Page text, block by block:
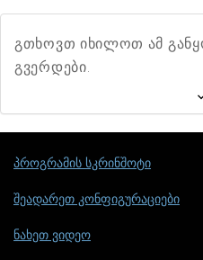
გთხოვთ იხილოთ ამ
გვერდები.
პროგრამის სკრინშოტი
შეადარეთ კონფიგურაციები
ნახეთ ვიდეო